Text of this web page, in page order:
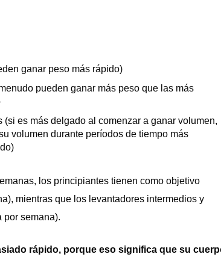
ganar peso más rápido)
pueden ganar más peso que las más
es más delgado al comenzar a ganar volumen,
volumen durante períodos de tiempo más
los principiantes tienen como objetivo
mientras que los levantadores intermedios y
por semana).
rápido, porque eso significa que su